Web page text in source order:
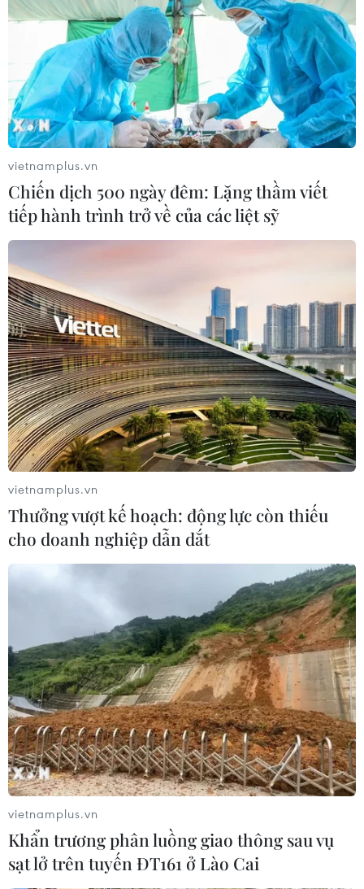
vietnamplus.vn
Chiến dịch 500 ngày đêm: Lặng thầm viết
tiếp hành trình trở về của các liệt sỹ
vietnamplus.vn
Thưởng vượt kế hoạch: động lực còn thiếu
cho doanh nghiệp dẫn dắt
vietnamplus.vn
Khẩn trương phân luồng giao thông sau vụ
sạt lở trên tuyến ĐT161 ở Lào Cai